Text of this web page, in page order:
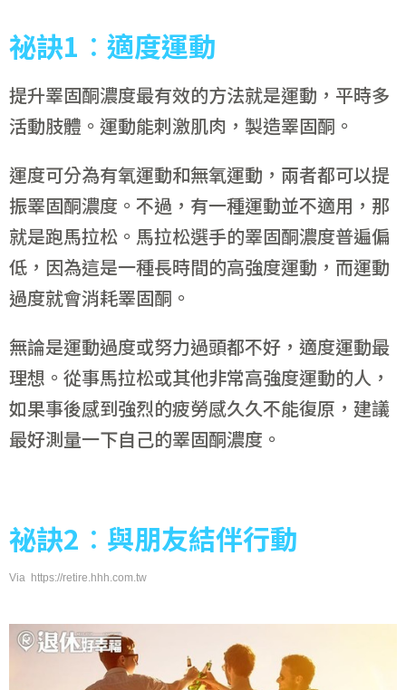
祕訣1 ︰適度運動
提升睪固酮濃度最有效的方法就是運動，平時多
活動肢體。運動能刺激肌肉，製造睪固酮。
運度可分為有氧運動和無氧運動，兩者都可以提
振睪固酮濃度。不過，有一種運動並不適用，那
就是跑馬拉松。馬拉松選手的睪固酮濃度普遍偏
低，因為這是一種長時間的高強度運動，而運動
過度就會消耗睪固酮。
無論是運動過度或努力過頭都不好，適度運動最
理想。從事馬拉松或其他非常高強度運動的人，
如果事後感到強烈的疲勞感久久不能復原，建議
最好測量一下自己的睪固酮濃度。
祕訣2 ︰與朋友結伴行動
Via https://retire.hhh.com.tw